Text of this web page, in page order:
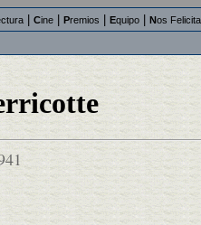
Cine Premios Equipo Nos